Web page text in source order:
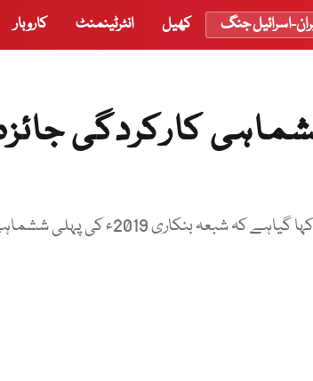
اسرائیل جنگ کھیل انٹرٹینمنٹ کاروبار
کارکردگی
اسٹیٹ بنک کی طرف سے جاری بینکوں کا ششماہی کارکردگی جائزے میں کہا گیاہے کہ شبعہ بنکاری 2019ء